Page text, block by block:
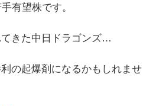
有望株です。
きた中日ドラゴンズ…
の起爆剤になるかもしれませ